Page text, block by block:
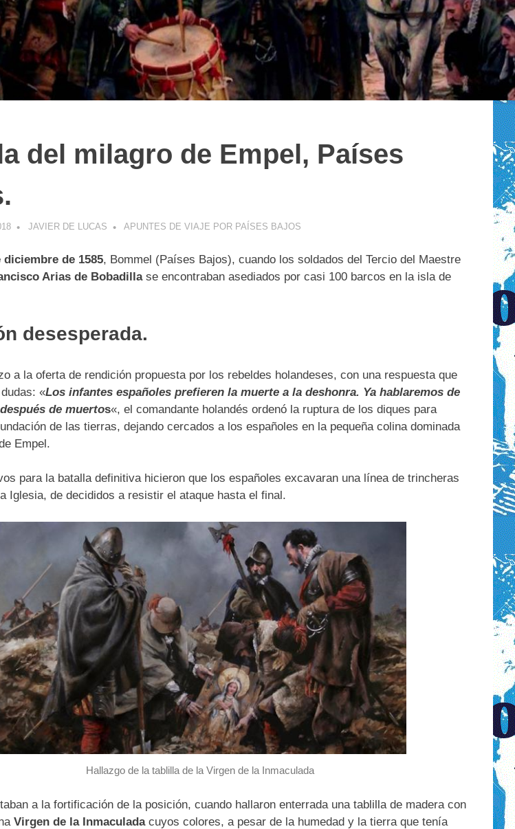
del milagro de Empel, Países
JAVIER DE LUCAS APUNTES DE VIAJE POR PAÍSES BAJOS
diciembre de 1585, Bommel (Países Bajos), cuando los soldados del Tercio del Maestre
Arias de Bobadilla se encontraban asediados por casi 100 barcos en la isla de
desesperada.
a la oferta de rendición propuesta por los rebeldes holandeses, con una respuesta que
«Los infantes españoles prefieren la muerte a la deshonra. Ya hablaremos de
de muertos«, el comandante holandés ordenó la ruptura de los diques para
de las tierras, dejando cercados a los españoles en la pequeña colina dominada
Empel.
para la batalla definitiva hicieron que los españoles excavaran una línea de trincheras
Iglesia, de decididos a resistir el ataque hasta el final.
Hallazgo de la tablilla de la Virgen de la Inmaculada
a la fortificación de la posición, cuando hallaron enterrada una tablilla de madera con
Virgen de la Inmaculadacuyos colores, a pesar de la humedad y la tierra que tenía